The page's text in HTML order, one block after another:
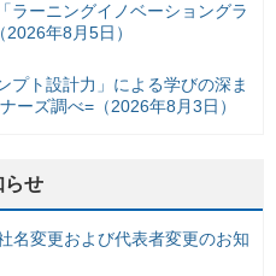
ラーニングイノベーショングラ
年8月5日）
プト設計力」による学びの深ま
ーズ調べ=（2026年8月3日）
らせ
名変更および代表者変更のお知